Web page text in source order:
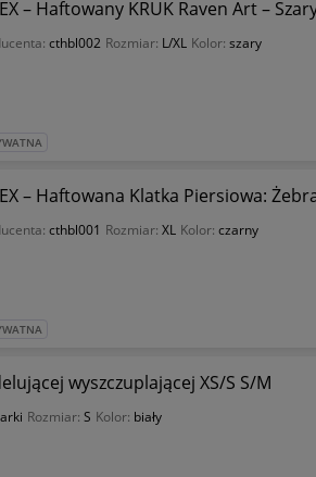
– Haftowany KRUK Raven Art –
cthbl002 Rozmiar: L/XL Kolor: szary
– Haftowana Klatka Piersiowa:
cthbl001 Rozmiar: XL Kolor: czarny
wyszczuplającej XS/S S/M
Rozmiar: S Kolor: biały